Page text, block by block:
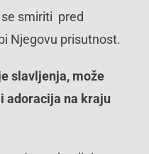
smiriti pred
Njegovu prisutnost.
slavljenja, može
adoracija na kraju